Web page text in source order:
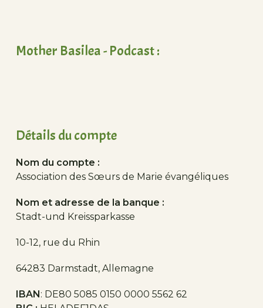
Mother Basilea - Podcast :
Détails du compte
Nom du compte :
Association des Sœurs de Marie évangéliques
Nom et adresse de la banque :
Stadt-und Kreissparkasse
10-12, rue du Rhin
64283 Darmstadt, Allemagne
IBAN : DE80 5085 0150 0000 5562 62